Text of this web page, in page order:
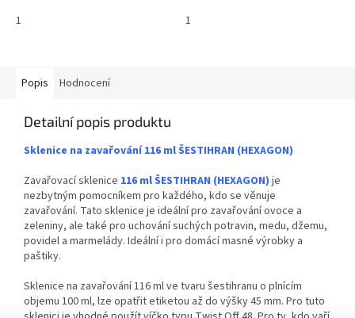
✅ Šroubovací víčko pro snadné
✅ Různé varianty víček TO 48
✅ Zavařovací víčka na malé
sklenky
✅ Víčka skladem a ihned k
odeslání!
1
sklenky
✅ Víčka skladem a ihned k
odeslání!
1
Popis Hodnocení
Detailní popis produktu
Sklenice na zavařování 116 ml ŠESTIHRAN (HEXAGON)
Zavařovací sklenice 116 ml ŠESTIHRAN (HEXAGON) je
nezbytným pomocníkem pro každého, kdo se věnuje
zavařování. Tato sklenice je ideální pro zavařování ovoce a
zeleniny, ale také pro uchování suchých potravin, medu, džemu,
povidel a marmelády. Ideální i pro domácí masné výrobky a
paštiky.
Sklenice na zavařování 116 ml ve tvaru šestihranu o plnícím
objemu 100 ml, lze opatřit etiketou až do výšky 45 mm. Pro tuto